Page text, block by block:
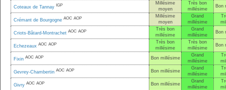
Coteaux de Tannay IGP
Millésime
moyen
Très bon
millésime
Bon
Crémant de Bourgogne AOC AOP
Millésime
moyen
Grand
millésime
Criots-Bâtard-Montrachet AOC AOP
Très bon
millésime
Grand
millésime
Bon
Echezeaux AOC AOP
Très bon
millésime
Très bon
millésime
Bon
Fixin AOC AOP Bon millésime
Grand
millésime
Gevrey-Chambertin AOC AOP Bon millésime
Grand
millésime
Givry AOC AOP Bon millésime
Grand
millésime